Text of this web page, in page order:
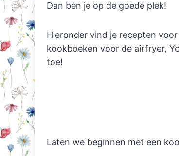
Dan ben je op de goede plek!
Hieronder vind je recepten
kookboeken voor de airfryer,
toe!
Laten we beginnen met een